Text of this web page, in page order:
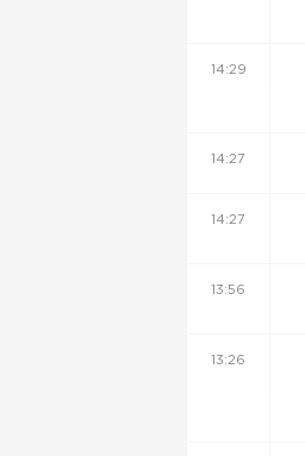
14:29
14:27
14:27
13:56
13:26